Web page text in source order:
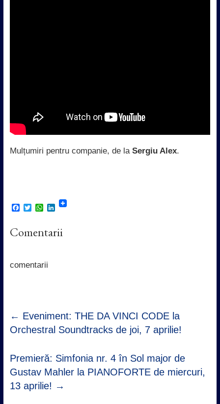
Mulțumiri pentru companie, de la Sergiu Alex.
F
e
b
k
T
t
t
W
t
s
p
L
k
e
Comentarii
comentarii
← Eveniment: THE DA VINCI CODE la
Orchestral Soundtracks de joi, 7 aprilie!
Premieră: Simfonia nr. 4 în Sol major de
Gustav Mahler la PIANOFORTE de miercuri,
13 aprilie! →